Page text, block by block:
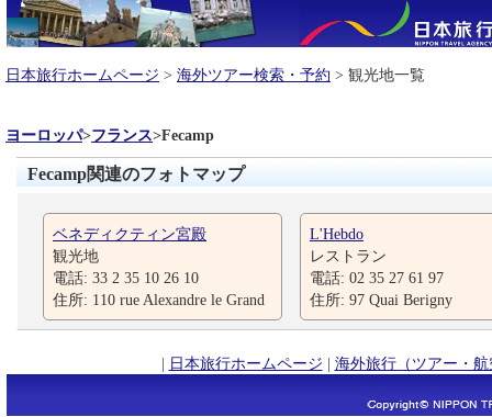
日本旅行ホームページ > 海外ツアー検索・予約 > 観光地一覧
ヨーロッパ>フランス>Fecamp
Fecamp関連のフォトマップ
ベネディクティン宮殿
観光地
電話: 33 2 35 10 26 10
住所: 110 rue Alexandre le Grand
L'Hebdo
レストラン
電話: 02 35 27 61 97
住所: 97 Quai Berigny
| 日本旅行ホームページ | 海外旅行（ツアー・航